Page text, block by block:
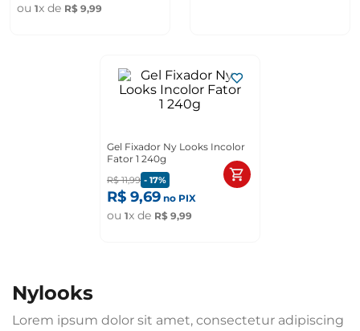
ou 1x de R$ 9,99
Gel Fixador Ny Looks Incolor
Fator 1 240g
R$ 11,99 - 17%
R$ 9,69 no PIX
ou 1x de R$ 9,99
nylooks
Lorem ipsum dolor sit amet, consectetur adipiscing